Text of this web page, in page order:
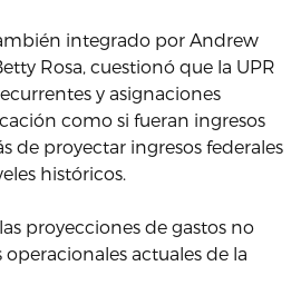
integrado por Andrew
Rosa, cuestionó que la UPR
y asignaciones
como si fueran ingresos
de proyectar ingresos federales
históricos.
proyecciones de gastos no
actuales de la